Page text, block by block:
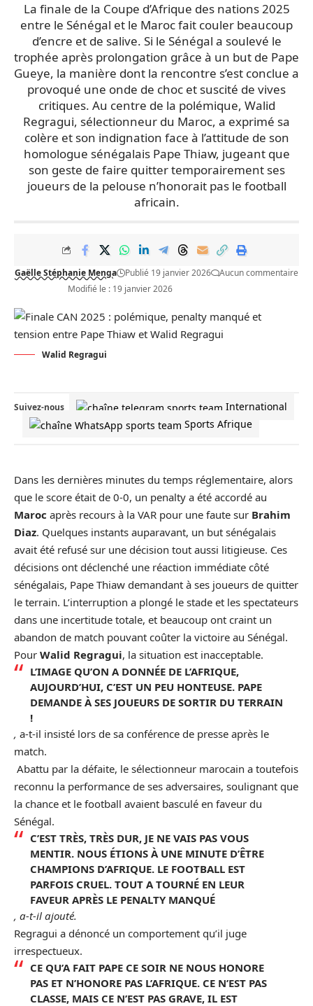
La finale de la Coupe d’Afrique des nations 2025
entre le Sénégal et le Maroc fait couler beaucoup
d’encre et de salive. Si le Sénégal a soulevé le
trophée après prolongation grâce à un but de Pape
Gueye, la manière dont la rencontre s’est conclue a
provoqué une onde de choc et suscité de vives
critiques. Au centre de la polémique, Walid
Regragui, sélectionneur du Maroc, a exprimé sa
colère et son indignation face à l’attitude de son
homologue sénégalais Pape Thiaw, jugeant que
son geste de faire quitter temporairement ses
joueurs de la pelouse n’honorait pas le football
africain.
Gaëlle Stéphanie Menga Publié 19 janvier 2026
Aucun commentaire
Modifié le : 19 janvier 2026
Walid Regragui
Suivez-nous
International
Sports Afrique
Dans les dernières minutes du temps réglementaire, alors
que le score était de 0-0, un penalty a été accordé au
Maroc après recours à la VAR pour une faute sur Brahim
Diaz. Quelques instants auparavant, un but sénégalais
avait été refusé sur une décision tout aussi litigieuse. Ces
décisions ont déclenché une réaction immédiate côté
sénégalais, Pape Thiaw demandant à ses joueurs de quitter
le terrain. L’interruption a plongé le stade et les spectateurs
dans une incertitude totale, et beaucoup ont craint un
abandon de match pouvant coûter la victoire au Sénégal.
Pour Walid Regragui, la situation est inacceptable.
L’IMAGE QU’ON A DONNÉE DE L’AFRIQUE,
AUJOURD’HUI, C’EST UN PEU HONTEUSE. PAPE
DEMANDE À SES JOUEURS DE SORTIR DU TERRAIN
!
, a-t-il insisté lors de sa conférence de presse après le
match.
Abattu par la défaite, le sélectionneur marocain a toutefois
reconnu la performance de ses adversaires, soulignant que
la chance et le football avaient basculé en faveur du
Sénégal.
C’EST TRÈS, TRÈS DUR, JE NE VAIS PAS VOUS
MENTIR. NOUS ÉTIONS À UNE MINUTE D’ÊTRE
CHAMPIONS D’AFRIQUE. LE FOOTBALL EST
PARFOIS CRUEL. TOUT A TOURNÉ EN LEUR
FAVEUR APRÈS LE PENALTY MANQUÉ
, a-t-il ajouté.
Regragui a dénoncé un comportement qu’il juge
irrespectueux.
CE QU’A FAIT PAPE CE SOIR NE NOUS HONORE
PAS ET N’HONORE PAS L’AFRIQUE. CE N’EST PAS
CLASSE, MAIS CE N’EST PAS GRAVE, IL EST